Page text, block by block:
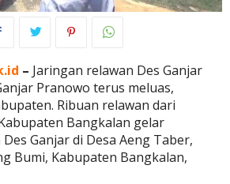
– Jaringan relawan Des Ganjar
Pranowo terus meluas,
Ribuan relawan dari
Bangkalan gelar
Ganjar di Desa Aeng Taber,
Bumi, Kabupaten Bangkalan,